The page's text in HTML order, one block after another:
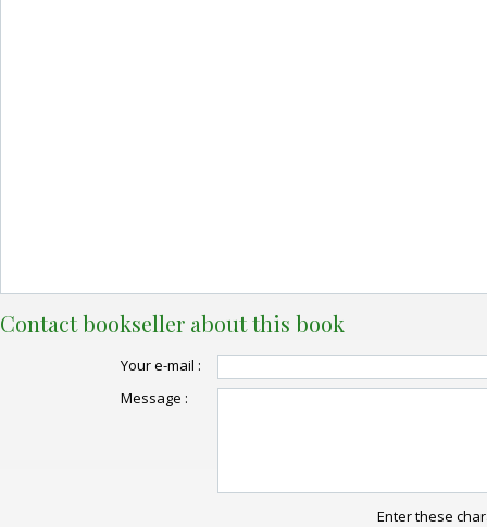
Contact bookseller about this book
Your e-mail :
Message :
Enter these